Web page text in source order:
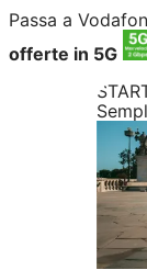
Passa a
offerte in 5G